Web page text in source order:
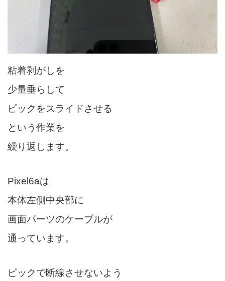
粘着剥がしを
少量垂らして
ピックをスライドさせる
という作業を
繰り返します。
Pixel6aは
本体左側中央部に
画面パーツのケーブルが
通っています。
ピックで断線させないよう